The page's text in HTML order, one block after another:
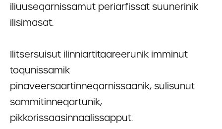
iliuuseqarnissamut periarfissat suunerinik
ilisimasat.
Ilitsersuisut ilinniartitaareerunik imminut
toqunissamik
pinaveersaartinneqarnissaanik, sulisunut
sammitinneqartunik,
pikkorissaasinnaalissapput.